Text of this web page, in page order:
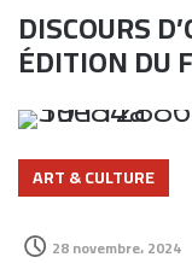
DISCOURS
ÉDITION DU
ART & CULTURE
28 novembre، 2024